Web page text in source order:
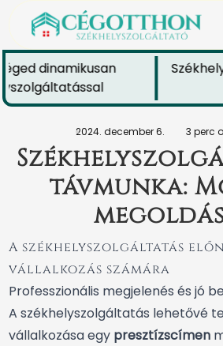
dinamikusan
2024. december 6. 3 perc
távmunka:
A székhelyszolgáltatás
vállalkozás számára
Professzionális megjelenés és jó
A székhelyszolgáltatás lehetővé
vállalkozása egy presztízscímen